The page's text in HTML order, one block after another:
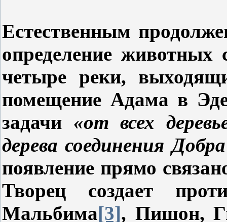
Естественным
определение животных
четыре реки,
помещение Адама в
задачи «от всех
дерева соединения
появление прямо
Творец создает
Мальбима[3], Пишон,